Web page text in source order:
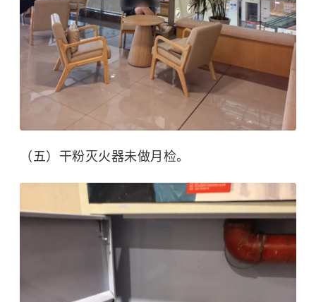
（五）干粉灭火器未做月检。